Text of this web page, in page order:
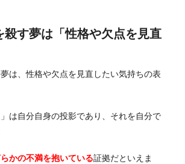
殺す夢は「性格や欠点を見直
は、性格や欠点を見直したい気持ちの表
は自分自身の投影であり、それを自分で
らかの不満を抱いている証拠だといえま